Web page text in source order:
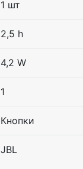
1 шт
2,5 h
4,2 W
1
Кнопки
JBL